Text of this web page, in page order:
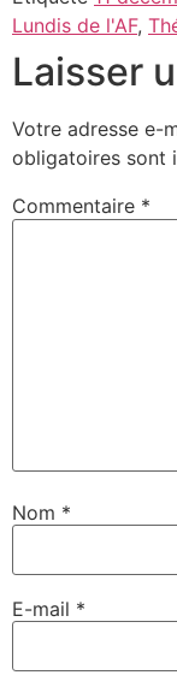
Lundis de l'AF,
Laisser
Votre adresse e-
obligatoires sont
Commentaire *
Nom *
E-mail *